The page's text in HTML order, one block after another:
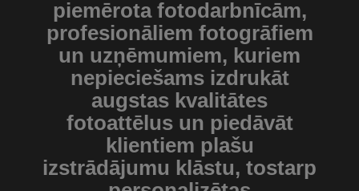
piemērota fotodarbnīcām,
profesionāliem fotogrāfiem
un uzņēmumiem, kuriem
nepieciešams izdrukāt
augstas kvalitātes
fotoattēlus un piedāvāt
klientiem plašu
izstrādājumu klāstu, tostarp